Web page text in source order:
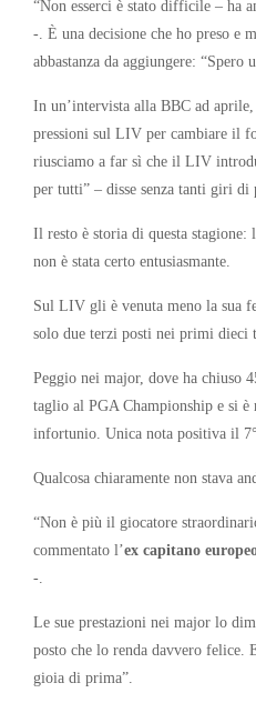
“Non esserci è stato difficile – ha
-. È una decisione che ho preso e
abbastanza da aggiungere: “Spero
In un’intervista alla BBC ad
pressioni sul LIV per cambiare il
riusciamo a far sì che il LIV
per tutti” – disse senza tanti giri di
Il resto è storia di questa stagione:
non è stata certo entusiasmante.
Sul LIV gli è venuta meno la sua
solo due terzi posti nei primi dieci
Peggio nei major, dove ha chiuso
taglio al PGA Championship e si
infortunio. Unica nota positiva il
Qualcosa chiaramente non stava
“Non è più il giocatore
commentato l’ex capitano
-.
Le sue prestazioni nei major lo
posto che lo renda davvero felice.
gioia di prima”.